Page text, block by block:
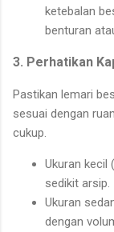
ketebalan
benturan
3. Perhatikan
Pastikan lemari
sesuai dengan
cukup.
Ukuran kecil
sedikit arsip.
Ukuran
dengan